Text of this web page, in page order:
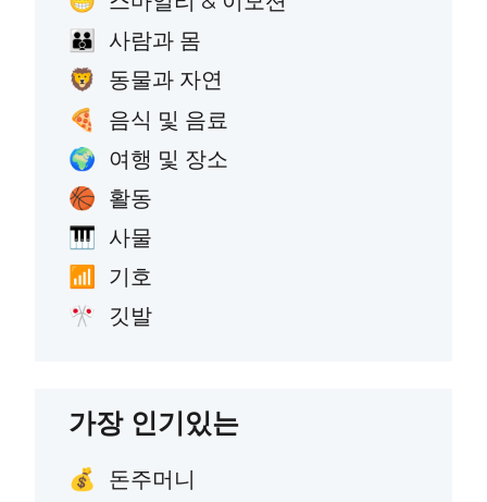
👪 사람과 몸
🦁 동물과 자연
🍕 음식 및 음료
🌍 여행 및 장소
🏀 활동
🎹 사물
📶 기호
🎌 깃발
가장 인기있는
💰 돈주머니